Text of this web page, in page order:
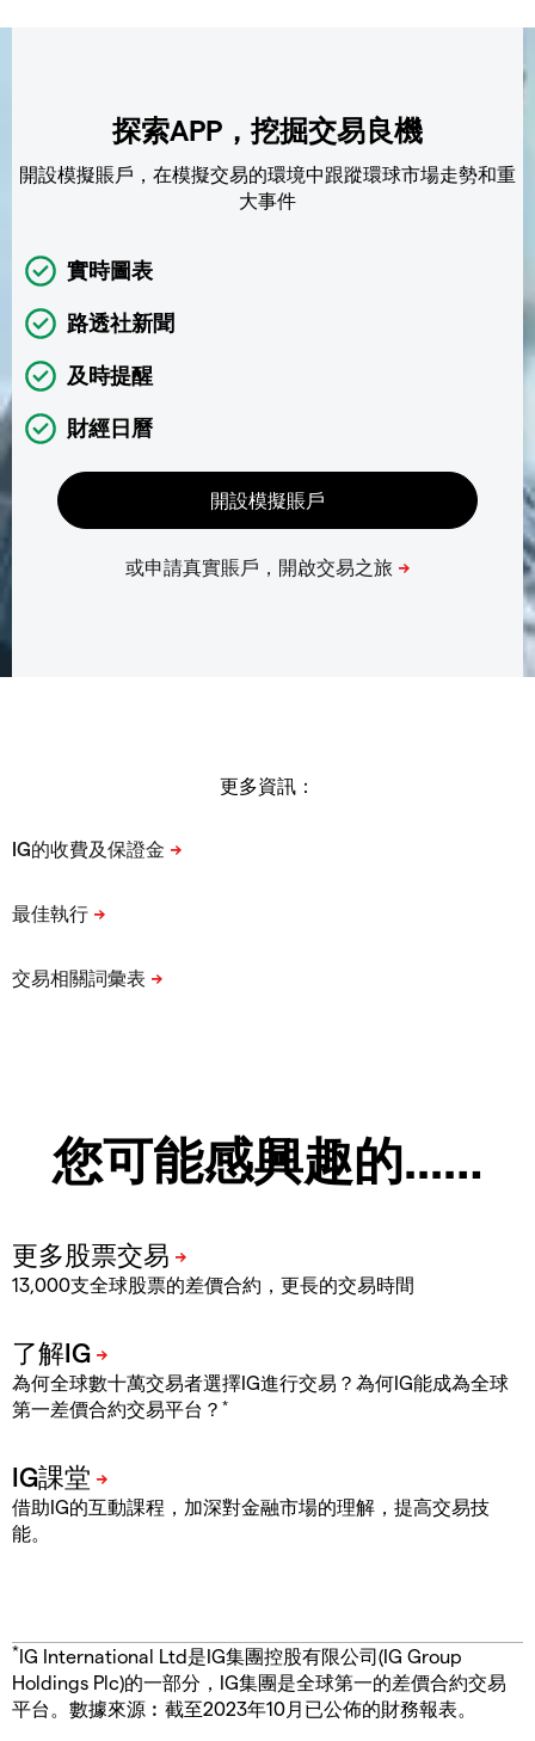
探索APP，挖掘交易良機
開設模擬賬戶，在模擬交易的環境中跟蹤環球市場走勢和重
大事件
實時圖表
路透社新聞
及時提醒
財經日曆
更多資訊：
您可能感興趣的...…
13,000支全球股票的差價合約，更長的交易時間
為何全球數十萬交易者選擇IG進行交易？為何IG能成為全球
第一差價合約交易平台？ *
借助IG的互動課程，加深對金融市場的理解，提高交易技
能。
*IG International Ltd是IG集團控股有限公司(IG Group
Holdings Plc)的一部分，IG集團是全球第一的差價合約交易
平台。數據來源︰截至2023年10月已公佈的財務報表。